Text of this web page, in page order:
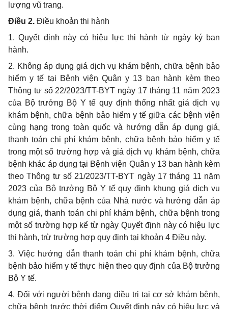
lượng vũ trang.
Điều 2. Điều khoản thi hành
1. Quyết định này có hiệu lực thi hành từ ngày ký ban
hành.
2. Không áp dụng giá dịch vụ khám bệnh, chữa bệnh bảo
hiểm y tế tại Bệnh viện Quân y 13 ban hành kèm theo
Thông tư số 22/2023/TT-BYT ngày 17 tháng 11 năm 2023
của Bộ trưởng Bộ Y tế quy định thống nhất giá dịch vụ
khám bệnh, chữa bệnh bảo hiểm y tế giữa các bệnh viện
cùng hạng trong toàn quốc và hướng dẫn áp dụng giá,
thanh toán chi phí khám bệnh, chữa bệnh bảo hiểm y tế
trong một số trường hợp và giá dịch vụ khám bệnh, chữa
bệnh khác áp dụng tại Bệnh viện Quân y 13 ban hành kèm
theo Thông tư số 21/2023/TT-BYT ngày 17 tháng 11 năm
2023 của Bộ trưởng Bộ Y tế quy định khung giá dịch vụ
khám bệnh, chữa bệnh của Nhà nước và hướng dẫn áp
dụng giá, thanh toán chi phí khám bệnh, chữa bệnh trong
một số trường hợp kể từ ngày Quyết định này có hiệu lực
thi hành, trừ trường hợp quy định tại khoản 4 Điều này.
3. Việc hướng dẫn thanh toán chi phí khám bệnh, chữa
bệnh bảo hiểm y tế thực hiện theo quy định của Bộ trưởng
Bộ Y tế.
4. Đối với người bệnh đang điều trị tại cơ sở khám bệnh,
chữa bệnh trước thời điểm Quyết định này có hiệu lực và